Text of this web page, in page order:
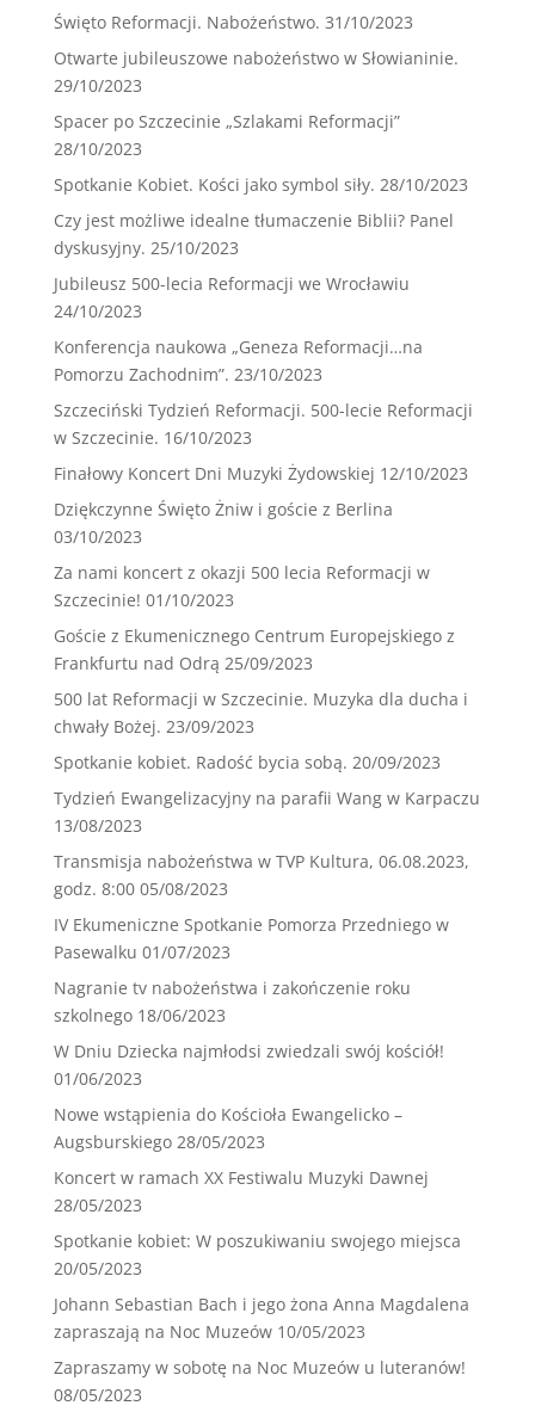
Święto Reformacji. Nabożeństwo. 31/10/2023
Otwarte jubileuszowe nabożeństwo w Słowianinie.
29/10/2023
Spacer po Szczecinie „Szlakami Reformacji”
28/10/2023
Spotkanie Kobiet. Kości jako symbol siły. 28/10/2023
Czy jest możliwe idealne tłumaczenie Biblii? Panel
dyskusyjny. 25/10/2023
Jubileusz 500-lecia Reformacji we Wrocławiu
24/10/2023
Konferencja naukowa „Geneza Reformacji…na
Pomorzu Zachodnim”. 23/10/2023
Szczeciński Tydzień Reformacji. 500-lecie Reformacji
w Szczecinie. 16/10/2023
Finałowy Koncert Dni Muzyki Żydowskiej 12/10/2023
Dziękczynne Święto Żniw i goście z Berlina
03/10/2023
Za nami koncert z okazji 500 lecia Reformacji w
Szczecinie! 01/10/2023
Goście z Ekumenicznego Centrum Europejskiego z
Frankfurtu nad Odrą 25/09/2023
500 lat Reformacji w Szczecinie. Muzyka dla ducha i
chwały Bożej. 23/09/2023
Spotkanie kobiet. Radość bycia sobą. 20/09/2023
Tydzień Ewangelizacyjny na parafii Wang w Karpaczu
13/08/2023
Transmisja nabożeństwa w TVP Kultura, 06.08.2023,
godz. 8:00 05/08/2023
IV Ekumeniczne Spotkanie Pomorza Przedniego w
Pasewalku 01/07/2023
Nagranie tv nabożeństwa i zakończenie roku
szkolnego 18/06/2023
W Dniu Dziecka najmłodsi zwiedzali swój kościół!
01/06/2023
Nowe wstąpienia do Kościoła Ewangelicko –
Augsburskiego 28/05/2023
Koncert w ramach XX Festiwalu Muzyki Dawnej
28/05/2023
Spotkanie kobiet: W poszukiwaniu swojego miejsca
20/05/2023
Johann Sebastian Bach i jego żona Anna Magdalena
zapraszają na Noc Muzeów 10/05/2023
Zapraszamy w sobotę na Noc Muzeów u luteranów!
08/05/2023